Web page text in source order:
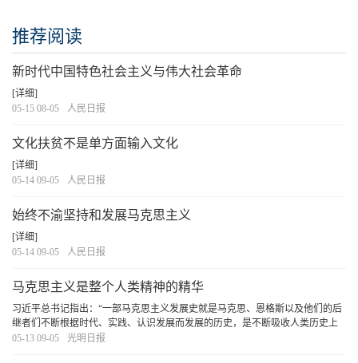
推荐阅读
新时代中国特色社会主义与伟大社会革命
[详细]
05-15 08-05
人民日报
文化扶贫不是单方面输入文化
[详细]
05-14 09-05
人民日报
始终不渝坚持和发展马克思主义
[详细]
05-14 09-05
人民日报
马克思主义是整个人类精神的精华
习近平总书记指出：“一部马克思主义发展史就是马克思、恩格斯以及他们的后
继者们不断根据时代、实践、认识发展而发展的历史，是不断吸收人类历史上
一切优秀思想文化成果丰富自己的历史。”
05-13 09-05 光明日报